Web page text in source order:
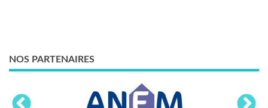
NOS PARTENAIRES